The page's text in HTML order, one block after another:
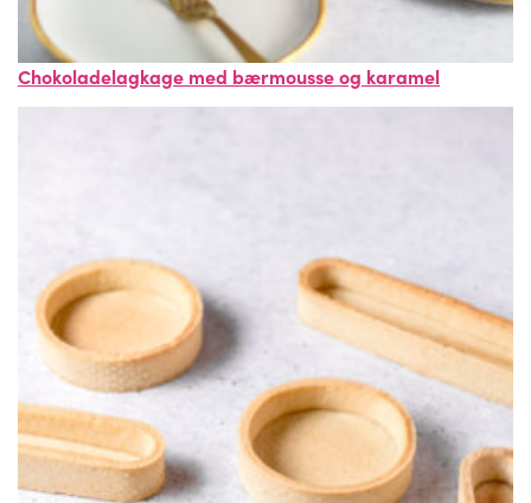
Chokoladelagkage med bærmousse og karamel